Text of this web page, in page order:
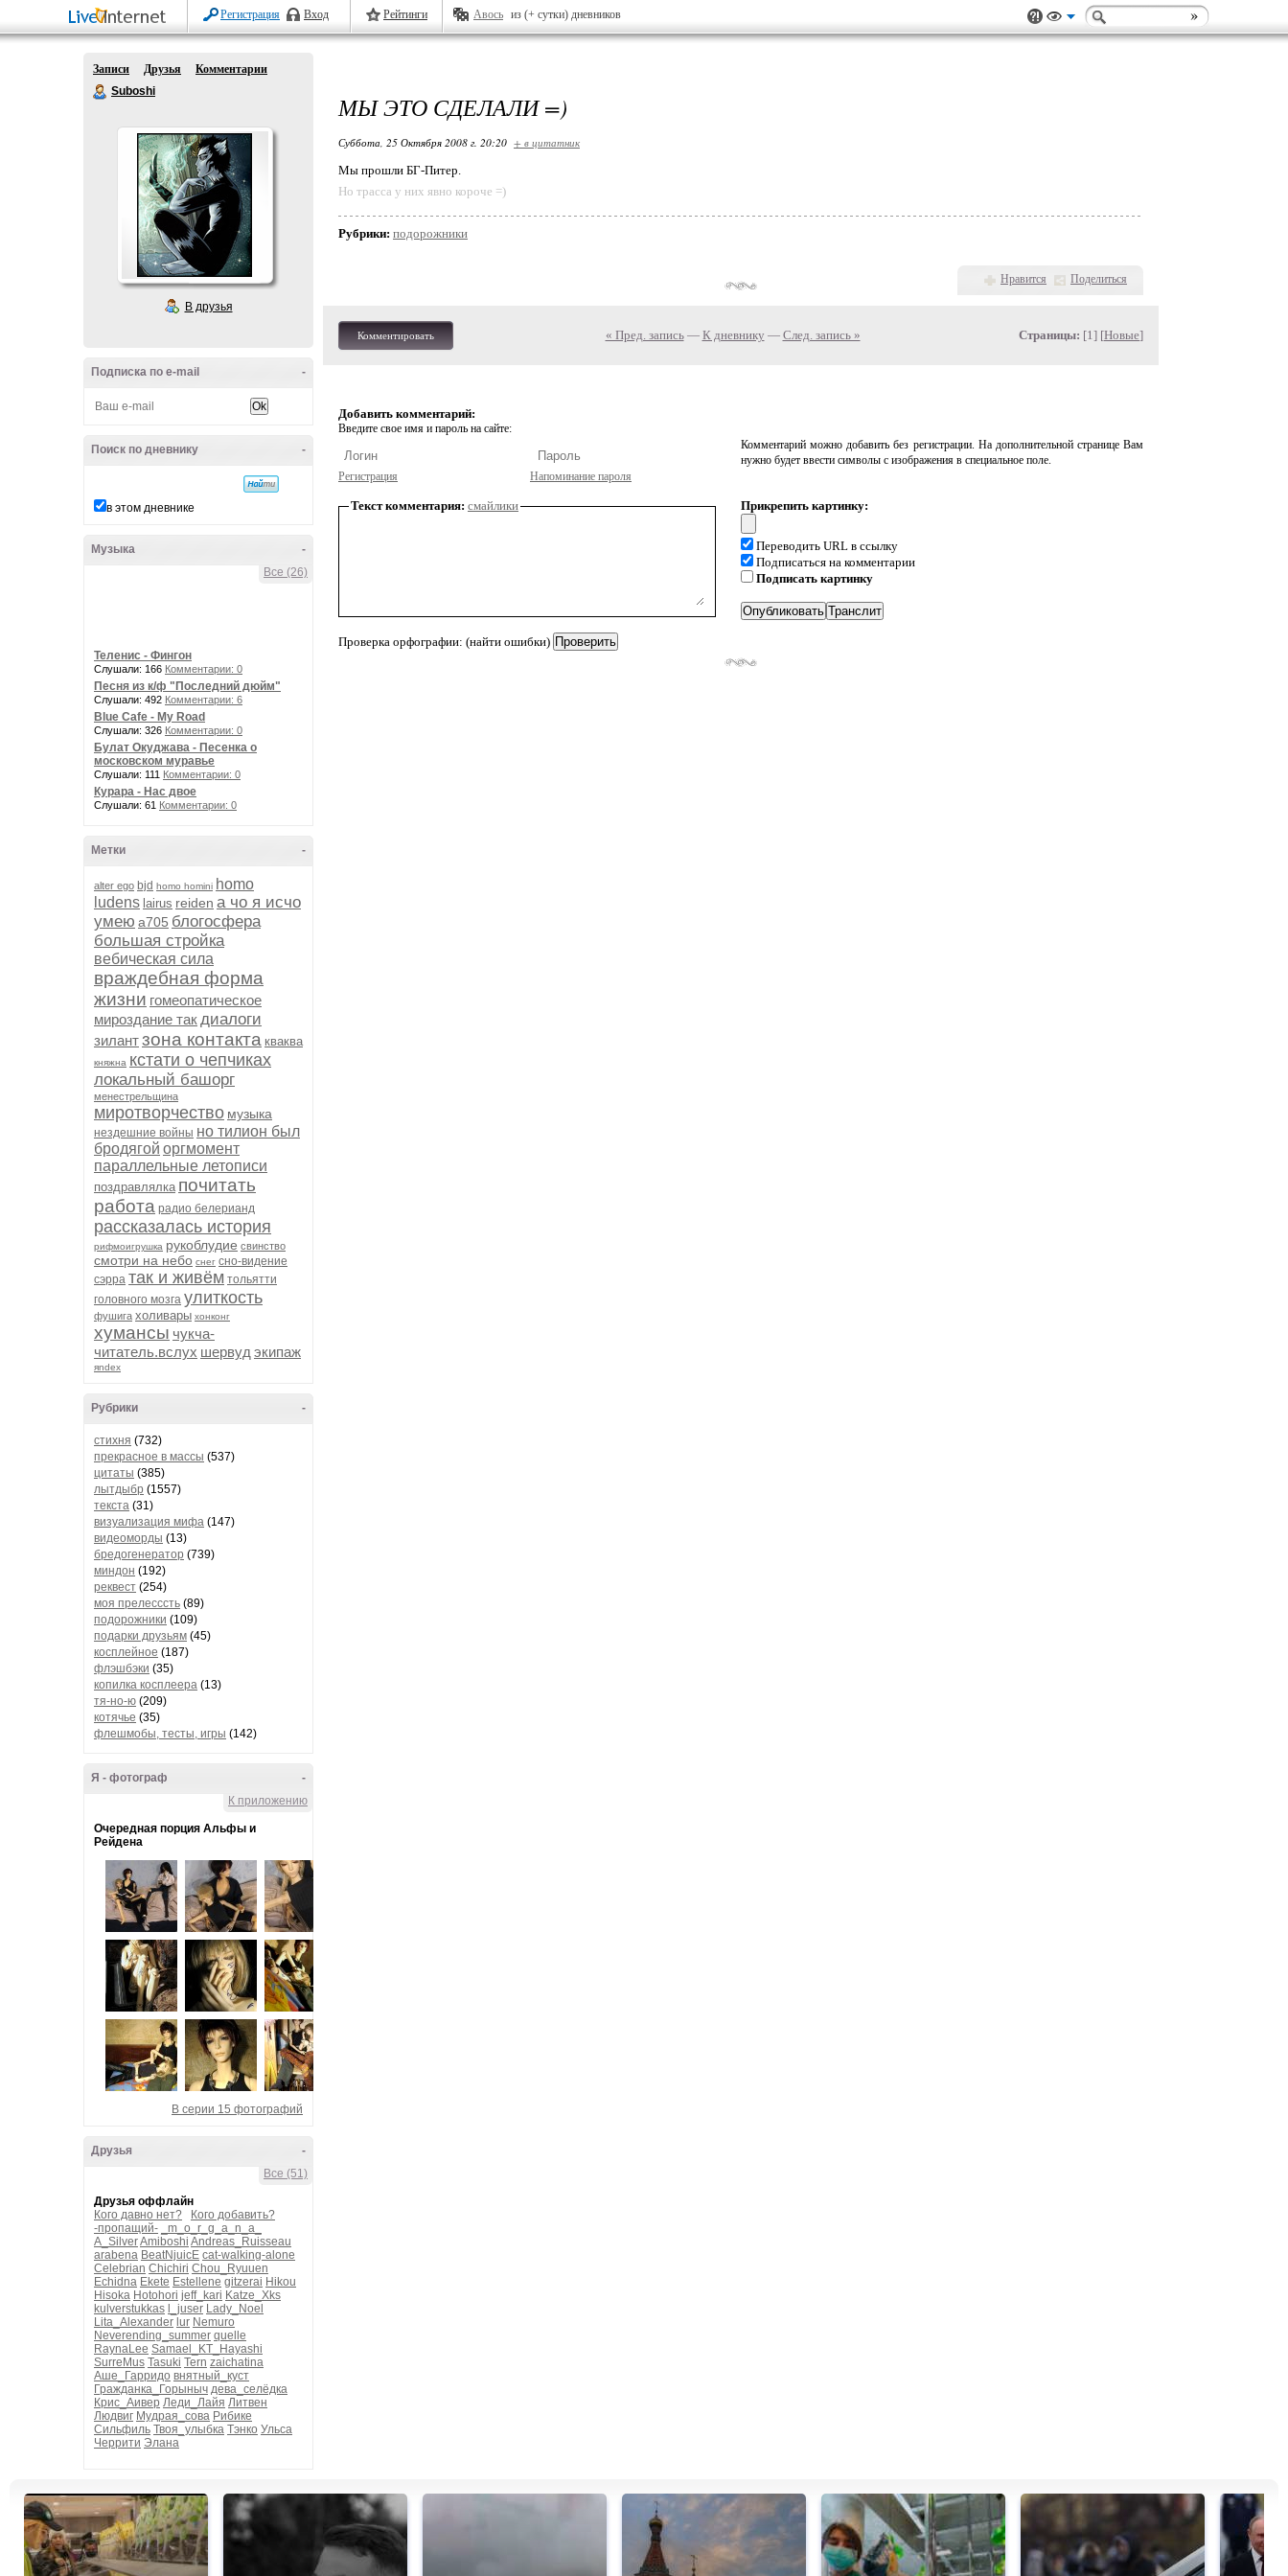
Регистрация Вход Рейтинги Авось из (+ сутки) дневников
Записи Друзья
Комментарии
Suboshi
В друзья
-
Подписка по e-mail
-
Поиск по дневнику
в этом дневнике
-
Музыка
Все (26)
Теленис - Фингон
Слушали: 166 Комментарии: 0
Песня из к/ф "Последний дюйм"
Слушали: 492 Комментарии: 6
Blue Cafe - My Road
Слушали: 326 Комментарии: 0
Булат Окуджава - Песенка о
московском муравье
Слушали: 111 Комментарии: 0
Курара - Нас двое
Слушали: 61 Комментарии: 0
-
Метки
alter ego bjd homo homini homo
ludens lairus reiden а чо я исчо
умею а705 блогосфера
большая стройка
вебическая сила
враждебная форма
жизни гомеопатическое
мироздание такдиалоги
зилантзона контакта кваква
княжна кстати о чепчиках
локальный башорг
менестрельщина
миротворчество музыка
нездешние войны но тилион был
бродягой оргмомент
параллельные летописи
поздравлялка почитать
работа радио белерианд
рассказалась история
рифмоигрушка рукоблудие свинство
смотри на небо снег сно-видение
сэрра так и живём тольятти
головного мозга улиткость
фушига холивары хонконг
хумансы чукча-
читатель.вслух шервуд экипаж
яndex
-
Рубрики
стихня (732)
прекрасное в массы (537)
цитаты (385)
лытдыбр (1557)
текста (31)
визуализация мифа (147)
видеоморды (13)
бредогенератор (739)
миндон (192)
реквест (254)
моя прелесссть (89)
подорожники (109)
подарки друзьям (45)
косплейное (187)
флэшбэки (35)
копилка косплеера (13)
тя-но-ю (209)
котячье (35)
флешмобы, тесты, игры (142)
-
Я - фотограф
К приложению
Очередная порция Альфы и
Рейдена
В серии 15 фотографий
-
Друзья
Все (51)
Друзья оффлайн
Кого давно нет?
Кого добавить?
-пропащий-
_m_o_r_g_a_n_a_
A_SilverAmiboshi Andreas_Ruisseau
arabena BeatNjuicE cat-walking-alone
Celebrian Chichiri Chou_Ryuuen
Echidna Ekete Estellene gitzerai Hikou
Hisoka Hotohori jeff_kari Katze_Xks
kulverstukkas
l_juser Lady_Noel
Lita_Alexander lur Nemuro
Neverending_summer quelle
RaynaLee Samael_KT_Hayashi
SurreMus Tasuki Tern zaichatina
Аше_Гарридо внятный_куст
Гражданка_Горыныч дева_селёдка
Крис_Аивер Леди_Лайя Литвен
Людвиг Мудрая_сова Рибике
Сильфиль Твоя_улыбка Тэнко Ульса
Черрити Элана
МЫ ЭТО СДЕЛАЛИ =)
Суббота, 25 Октября 2008 г. 20:20 + в цитатник
Мы прошли БГ-Питер.
Но трасса у них явно короче =)
Рубрики: подорожники
Нравится Поделиться
Комментировать « Пред. запись— К дневнику — След. запись » Страницы: [1] [Новые]
Добавить комментарий:
Введите свое имя и пароль на сайте:
Регистрация Напоминание пароля
Комментарий можно добавить без регистрации. На дополнительной странице Вам
нужно будет ввести символы с изображения в специальное поле.
Текст комментария: смайлики
Проверка орфографии: (найти ошибки)
Прикрепить картинку:
Переводить URL в ссылку
Подписаться на комментарии
Подписать картинку